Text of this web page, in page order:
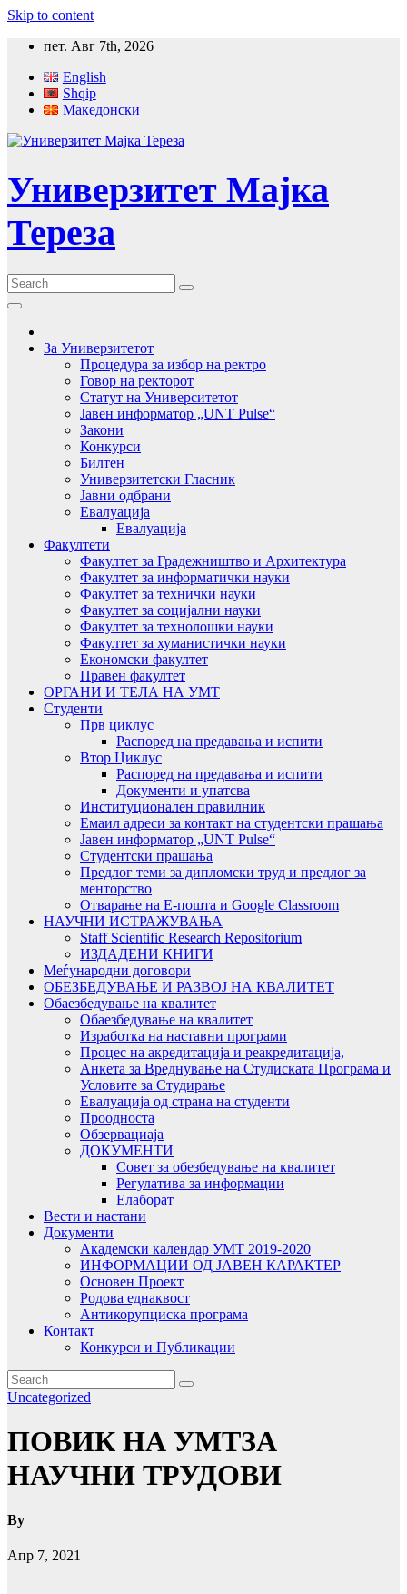
Skip to content
пет. Авг 7th, 2026
English
Shqip
Македонски
Универзитет Мајка
Тереза
За Универзитетот
Процедура за избор на ректро
Говор на ректорот
Статут на Университетот
Јавен информатор „UNT Pulse“
Закони
Конкурси
Билтен
Универзитетски Гласник
Јавни одбрани
Евалуација
Евалуација
Факултети
Факултет за Градежништво и Архитектура
Факултет за информатички науки
Факултет за технички науки
Факултет за социјални науки
Факултет за технолошки науки
Факултет за хуманистички науки
Економски факултет
Правен факултет
ОРГАНИ И ТЕЛА НА УМТ
Студенти
Прв циклус
Распоред на предавањa и испити
Втор Циклус
Распоред на предавањa и испити
Документи и упатсва
Институционален правилник
Емаил адреси за контакт на студентски прашања
Јавен информатор „UNT Pulse“
Студентски прашања
Предлог теми за дипломски труд и предлог за
менторство
Отварање на Е-пошта и Google Classroom
НАУЧНИ ИСТРАЖУВАЊА
Staff Scientific Research Repositorium
ИЗДАДЕНИ КНИГИ
Меѓународни договори
ОБЕЗБЕДУВАЊЕ И РАЗВОЈ НА КВАЛИТЕТ
Обаезбедување на квалитет
Обаезбедување на квалитет
Изработка на наставни програми
Процес на акредитација и реакредитација,
Анкета за Вреднување на Студиската Програма и
Условите за Студирање
Евалуација од страна на студенти
Проодноста
Обзервациаја
ДОКУМЕНТИ
Совет за обезбедување на квалитет
Регулатива за информации
Елаборат
Вести и настани
Документи
Академски календар УМТ 2019-2020
ИНФОРМАЦИИ ОД ЈАВЕН КАРАКТЕР
Основен Проект
Родова еднаквост
Антикорупциска програма
Контакт
Конкурси и Публикации
Uncategorized
ПОВИК НА УМТЗА
НАУЧНИ ТРУДОВИ
By
Апр 7, 2021